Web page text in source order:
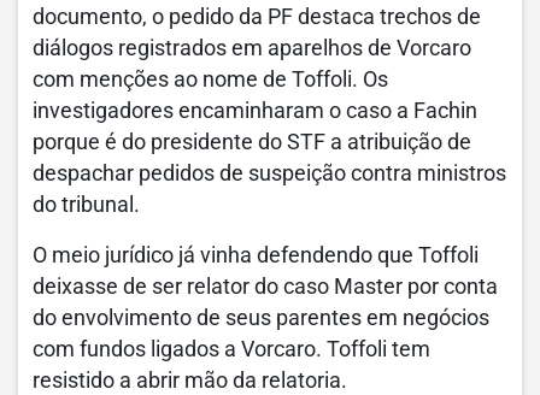
documento, o pedido da PF destaca trechos de
diálogos registrados em aparelhos de Vorcaro
com menções ao nome de Toffoli. Os
investigadores encaminharam o caso a Fachin
porque é do presidente do STF a atribuição de
despachar pedidos de suspeição contra ministros
do tribunal.
O meio jurídico já vinha defendendo que Toffoli
deixasse de ser relator do caso Master por conta
do envolvimento de seus parentes em negócios
com fundos ligados a Vorcaro. Toffoli tem
resistido a abrir mão da relatoria.